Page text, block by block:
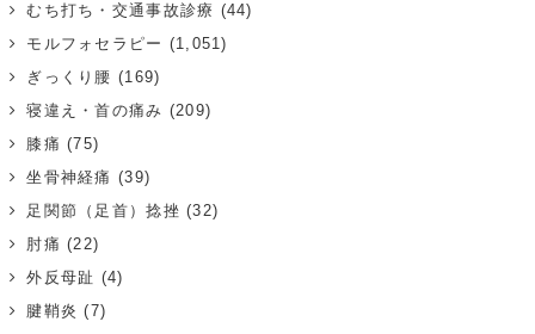
むち打ち・交通事故診療 (44)
モルフォセラピー (1,051)
ぎっくり腰 (169)
寝違え・首の痛み (209)
膝痛 (75)
坐骨神経痛 (39)
足関節（足首）捻挫 (32)
肘痛 (22)
外反母趾 (4)
腱鞘炎 (7)